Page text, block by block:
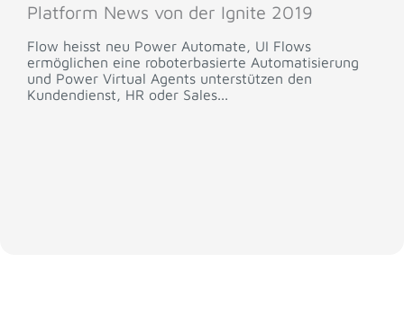
Platform News von der Ignite 2019
Flow heisst neu Power Automate, UI Flows
ermöglichen eine roboterbasierte Automatisierung
und Power Virtual Agents unterstützen den
Kundendienst, HR oder Sales...